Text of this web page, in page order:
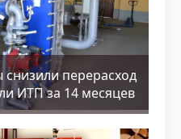
перерасход
ИТП за 14 месяцев